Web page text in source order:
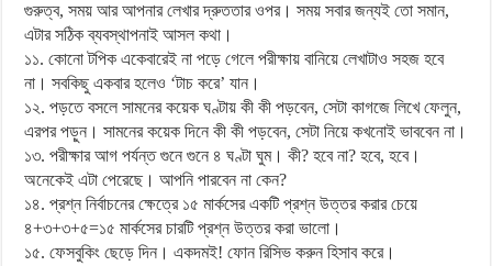
গুরুত্ব, সময় আর আপনার লেখার দ্রুততার ওপর। সময় সবার জন্যই তো সমান,
এটার সঠিক ব্যবস্থাপনাই আসল কথা।
১১. কোনো টপিক একেবারেই না পড়ে গেলে পরীক্ষায় বানিয়ে লেখাটাও সহজ হবে
না। সবকিছু একবার হলেও ‘টাচ করে’ যান।
১২. পড়তে বসলে সামনের কয়েক ঘণ্টায় কী কী পড়বেন, সেটা কাগজে লিখে ফেলুন,
এরপর পড়ুন। সামনের কয়েক দিনে কী কী পড়বেন, সেটা নিয়ে কখনোই ভাববেন না।
১৩. পরীক্ষার আগ পর্যন্ত গুনে গুনে ৪ ঘণ্টা ঘুম। কী? হবে না? হবে, হবে।
অনেকেই এটা পেরেছে। আপনি পারবেন না কেন?
১৪. প্রশ্ন নির্বাচনের ক্ষেত্রে ১৫ মার্কসের একটি প্রশ্ন উত্তর করার চেয়ে
৪+৩+৩+৫=১৫ মার্কসের চারটি প্রশ্ন উত্তর করা ভালো।
১৫. ফেসবুকিং ছেড়ে দিন। একদমই! ফোন রিসিভ করুন হিসাব করে।